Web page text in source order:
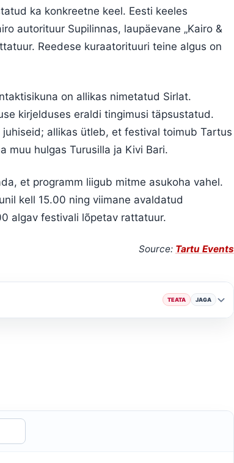
ka konkreetne keel. Eesti keeles
autorituur Supilinnas, laupäevane „Kairo &
Reedese kuraatorituuri teine algus on
on allikas nimetatud Sirlat.
kirjelduses eraldi tingimusi täpsustatud.
allikas ütleb, et festival toimub Tartus
muu hulgas Turusilla ja Kivi Bari.
et programm liigub mitme asukoha vahel.
kell 15.00 ning viimane avaldatud
algav festivali lõpetav rattatuur.
Source: Tartu Events
TEATA JAGA